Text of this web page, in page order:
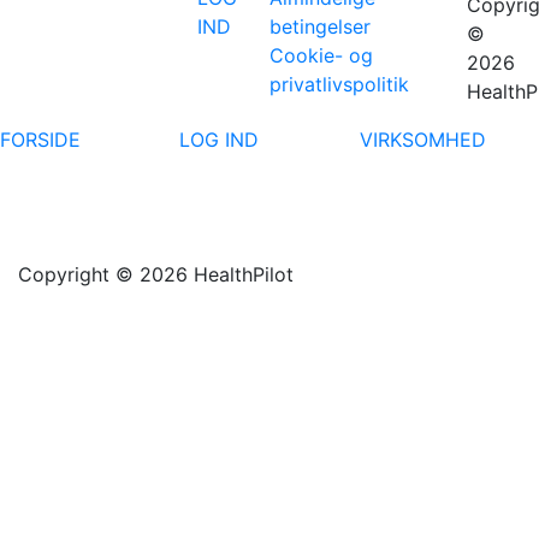
IND
betingelser
Cookie- og
privatlivspolitik
©
2026
FORSIDE
LOG IND VIRKSOMHED
Copyright © 2026 HealthPilot